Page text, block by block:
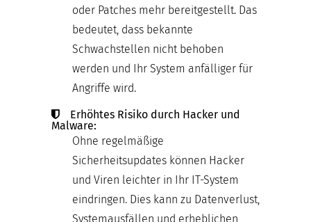
oder Patches mehr bereitgestellt. Das
bedeutet, dass bekannte
Schwachstellen nicht behoben
werden und Ihr System anfälliger für
Angriffe wird.
Erhöhtes Risiko durch Hacker und
Malware:
Ohne regelmäßige
Sicherheitsupdates können Hacker
und Viren leichter in Ihr IT-System
eindringen. Dies kann zu Datenverlust,
Systemausfällen und erheblichen